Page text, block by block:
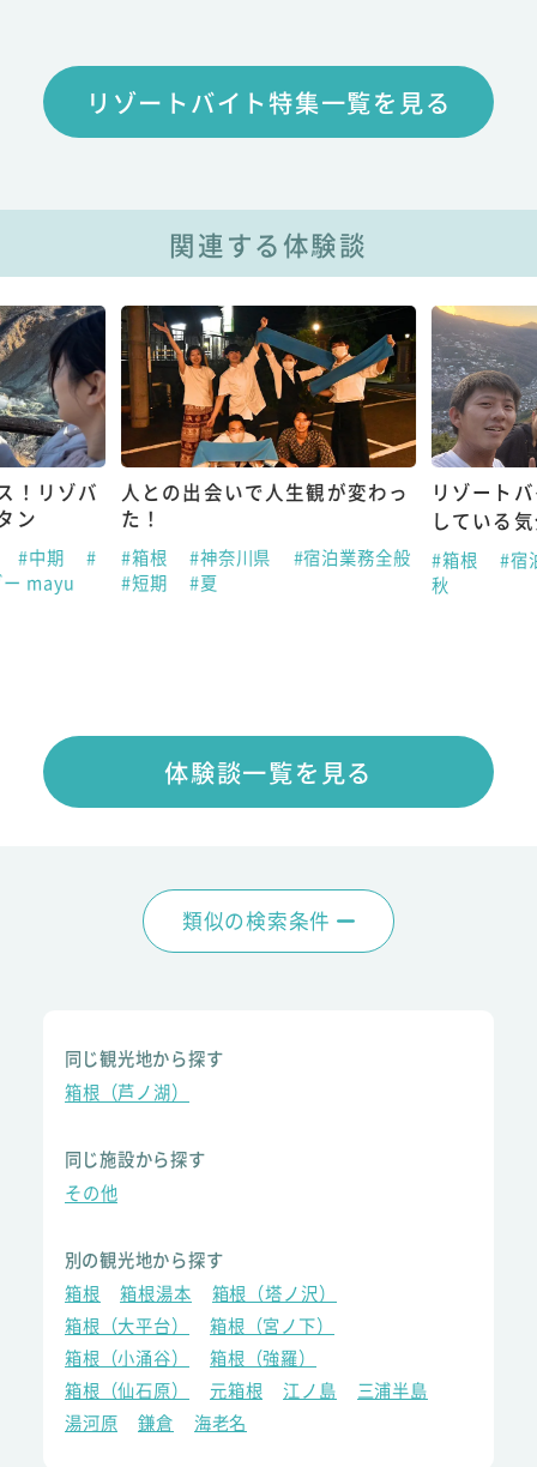
リゾートバイト特集一覧を見る
関連する体験談
！リゾバ
ン
#中期
#
ー mayu
人との出会いで人生観が変わっ
た！
#箱根 #神奈川県
#宿泊業務全般
#短期
#夏
リゾート
している
#箱根
#宿
秋
体験談一覧を見る
類似の検索条件
同じ観光地から探す
箱根（芦ノ湖）
同じ施設から探す
その他
別の観光地から探す
箱根
箱根湯本
箱根（塔ノ沢）
箱根（大平台）
箱根（宮ノ下）
箱根（小涌谷）
箱根（強羅）
箱根（仙石原）
元箱根 江ノ島
三浦半島
湯河原
鎌倉 海老名